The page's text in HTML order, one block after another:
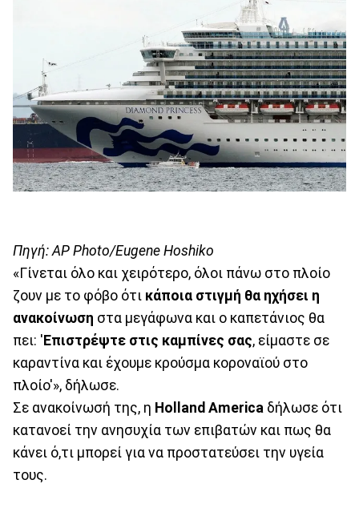
Πηγή: AP Photo/Eugene Hoshiko
«Γίνεται όλο και χειρότερο, όλοι πάνω στο πλοίο
ζουν με το φόβο ότι κάποια στιγμή θα ηχήσει η
ανακοίνωση στα μεγάφωνα και ο καπετάνιος θα
πει: ' Επιστρέψτε στις καμπίνες σας, είμαστε σε
καραντίνα και έχουμε κρούσμα κοροναϊού στο
πλοίο'», δήλωσε.
Σε ανακοίνωσή της, η Holland America δήλωσε ότι
κατανοεί την ανησυχία των επιβατών και πως θα
κάνει ό,τι μπορεί για να προστατεύσει την υγεία
τους.